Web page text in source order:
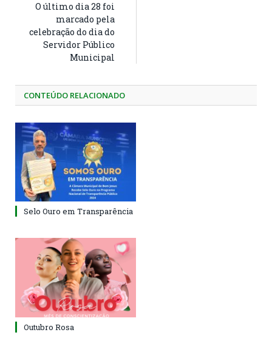
O último dia 28 foi
marcado pela
celebração do dia do
Servidor Público
Municipal
CONTEÚDO RELACIONADO
Selo Ouro em Transparência
Outubro Rosa